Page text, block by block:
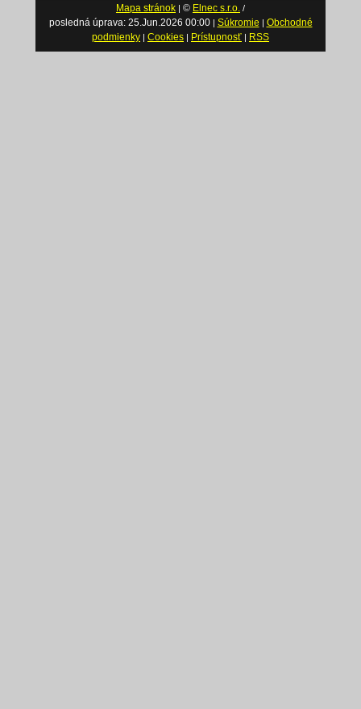
Mapa stránok | © Elnec s.r.o. /
posledná úprava: 25.Jun.2026 00:00| Súkromie | Obchodné
podmienky | Cookies | Prístupnosť | RSS